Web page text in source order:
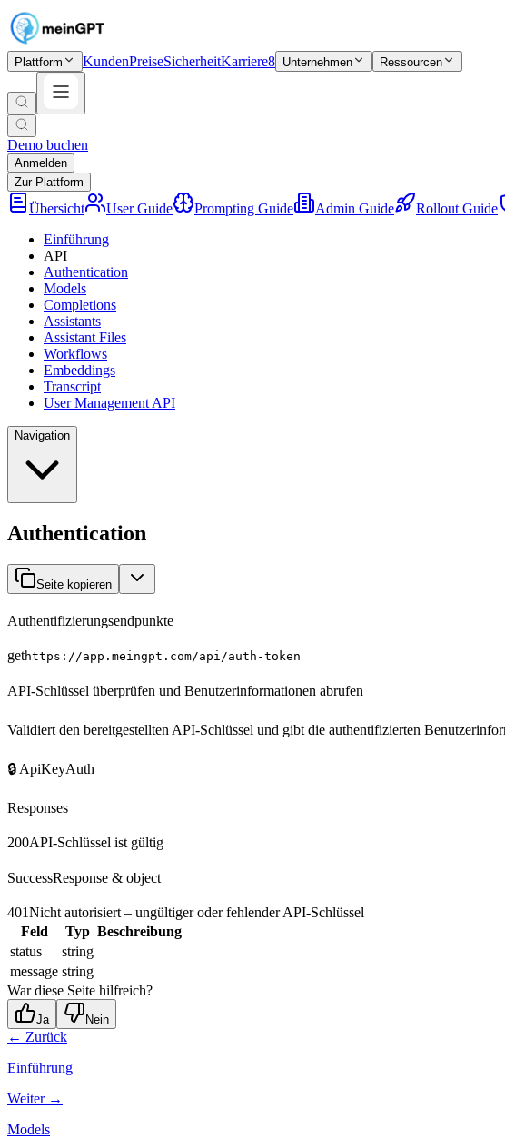
Plattform KundenPreiseSicherheitKarriere8 Unternehmen Ressourcen
Demo buchen
Anmelden
Zur Plattform
Übersicht User Guide Prompting Guide Admin Guide Rollout Guide
Einführung
API
Authentication
Models
Completions
Assistants
Assistant Files
Workflows
Embeddings
Transcript
User Management API
Navigation
Authentication
Seite kopieren
Authentifizierungsendpunkte
gethttps://app.meingpt.com/api /auth-token
API-Schlüssel überprüfen und Benutzerinformationen abrufen
Validiert den bereitgestellten API-Schlüssel und gibt die authentifizierten
🔒 ApiKeyAuth
Responses
200API-Schlüssel ist gültig
SuccessResponse & object
401Nicht autorisiert – ungültiger oder fehlender API-Schlüssel
Feld
Typ Beschreibung
status
string
message string
War diese Seite hilfreich?
Ja Nein
← Zurück
Einführung
Weiter →
Models